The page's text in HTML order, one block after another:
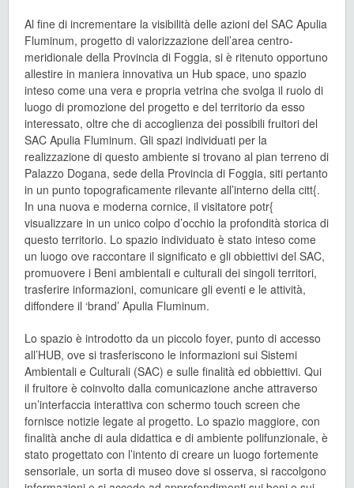
Al fine di incrementare la visibilità delle azioni del SAC Apulia
Fluminum, progetto di valorizzazione dell’area centro-
meridionale della Provincia di Foggia, si è ritenuto opportuno
allestire in maniera innovativa un Hub space, uno spazio
inteso come una vera e propria vetrina che svolga il ruolo di
luogo di promozione del progetto e del territorio da esso
interessato, oltre che di accoglienza dei possibili fruitori del
SAC Apulia Fluminum. Gli spazi individuati per la
realizzazione di questo ambiente si trovano al pian terreno di
Palazzo Dogana, sede della Provincia di Foggia, siti pertanto
in un punto topograficamente rilevante all’interno della citt{.
In una nuova e moderna cornice, il visitatore potr{
visualizzare in un unico colpo d’occhio la profondità storica di
questo territorio. Lo spazio individuato è stato inteso come
un luogo ove raccontare il significato e gli obbiettivi del SAC,
promuovere i Beni ambientali e culturali dei singoli territori,
trasferire informazioni, comunicare gli eventi e le attività,
diffondere il ‘brand’ Apulia Fluminum.
Lo spazio è introdotto da un piccolo foyer, punto di accesso
all’HUB, ove si trasferiscono le informazioni sui Sistemi
Ambientali e Culturali (SAC) e sulle finalità ed obbiettivi. Qui
il fruitore è coinvolto dalla comunicazione anche attraverso
un’interfaccia interattiva con schermo touch screen che
fornisce notizie legate al progetto. Lo spazio maggiore, con
finalità anche di aula didattica e di ambiente polifunzionale, è
stato progettato con l’intento di creare un luogo fortemente
sensoriale, un sorta di museo dove si osserva, si raccolgono